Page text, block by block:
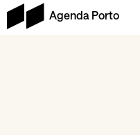
Agenda Porto